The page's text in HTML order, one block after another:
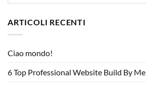
ARTICOLI RECENTI
Ciao mondo!
6 Top Professional Website Build By Me